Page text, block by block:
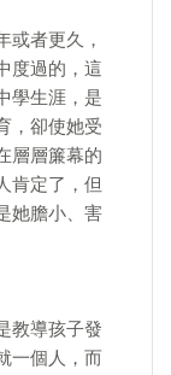
或者更久，
度過的，這
學生涯，是
，卻使她受
層層簾幕的
肯定了，但
她膽小、害
教導孩子發
一個人，而